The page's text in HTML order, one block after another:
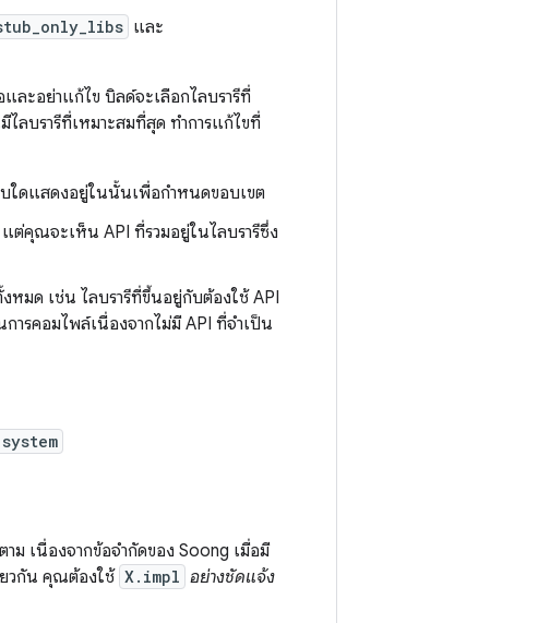
และ
ละอย่าแก้ไข บิลด์จะเลือกไลบรารีที่
ลบรารีที่เหมาะสมที่สุด ทำการแก้ไขที่
ใดแสดงอยู่ในนั้นเพื่อกำหนดขอบเขต
แต่คุณจะเห็น API ที่รวมอยู่ในไลบรารีซึ่ง
หมด เช่น ไลบรารีที่ขึ้นอยู่กับต้องใช้ API
ารคอมไพล์เนื่องจากไม่มี API ที่จำเป็น
าม เนื่องจากข้อจํากัดของ Soong เมื่อมี
ยวกัน คุณต้องใช้ X.impl อย่างชัดแจ้ง